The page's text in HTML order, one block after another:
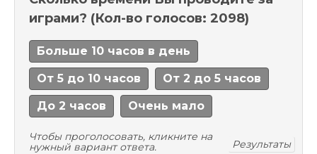
играми? (Кол-во голосов: 2098)
Больше 10 часов в день
От 5 до 10 часов От 2 до 5 часов
До 2 часов Очень мало
Чтобы проголосовать, кликните на
нужный вариант ответа.
Результаты